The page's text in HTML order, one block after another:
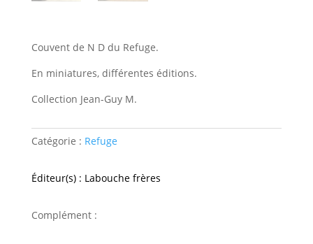
Couvent de N D du Refuge.
En miniatures, différentes éditions.
Collection Jean-Guy M.
Catégorie : Refuge
Éditeur(s) : Labouche frères
Complément :